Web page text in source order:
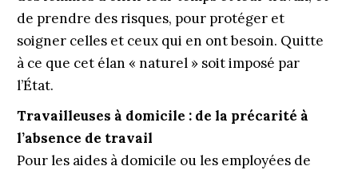
de prendre des risques, pour protéger et
soigner celles et ceux qui en ont besoin. Quitte
à ce que cet élan « naturel » soit imposé par
l’État.
Travailleuses à domicile : de la précarité à
l’absence de travail
Pour les aides à domicile ou les employées de